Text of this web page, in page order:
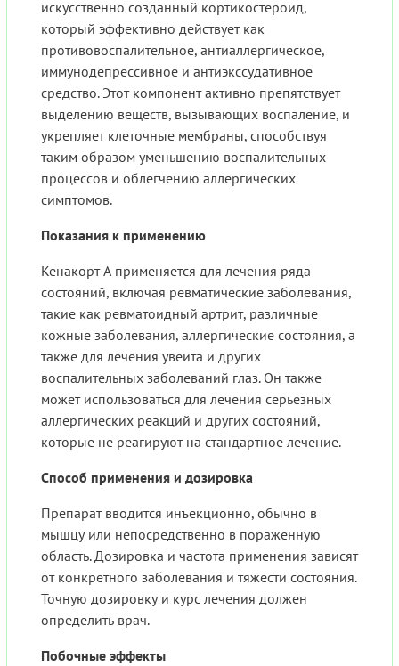
искусственно созданный кортикостероид,
который эффективно действует как
противовоспалительное, антиаллергическое,
иммунодепрессивное и антиэкссудативное
средство. Этот компонент активно препятствует
выделению веществ, вызывающих воспаление, и
укрепляет клеточные мембраны, способствуя
таким образом уменьшению воспалительных
процессов и облегчению аллергических
симптомов.
Показания к применению
Кенакорт А применяется для лечения ряда
состояний, включая ревматические заболевания,
такие как ревматоидный артрит, различные
кожные заболевания, аллергические состояния, а
также для лечения увеита и других
воспалительных заболеваний глаз. Он также
может использоваться для лечения серьезных
аллергических реакций и других состояний,
которые не реагируют на стандартное лечение.
Способ применения и дозировка
Препарат вводится инъекционно, обычно в
мышцу или непосредственно в пораженную
область. Дозировка и частота применения зависят
от конкретного заболевания и тяжести состояния.
Точную дозировку и курс лечения должен
определить врач.
Побочные эффекты